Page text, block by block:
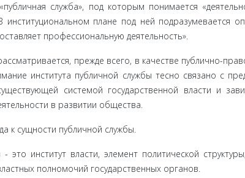
служба», под которым понимается
плане под ней подразумевается
профессиональную деятельность».
прежде всего, в качестве публично-
института публичной службы тесно связано с
си­стемой государственной власти и
в развитии общества.
к сущности пу­бличной службы.
институт власти, элемент политической
пол­номочий государственных органов.